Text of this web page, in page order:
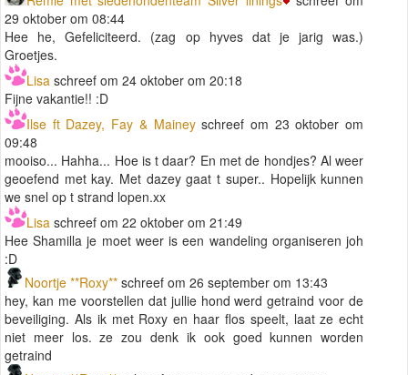
29 oktober om 08:44
Hee he, Gefeliciteerd. (zag op hyves dat je jarig was.)
Groetjes.
Lisa schreef om 24 oktober om 20:18
Fijne vakantie!! :D
Ilse ft Dazey, Fay & Maineyschreef om 23 oktober om
09:48
mooiso... Hahha... Hoe is t daar? En met de hondjes? Al weer
geoefend met kay. Met dazey gaat t super.. Hopelijk kunnen
we snel op t strand lopen.xx
Lisa schreef om 22 oktober om 21:49
Hee Shamilla je moet weer is een wandeling organiseren joh
:D
Noortje **Roxy** schreef om 26 september om 13:43
hey, kan me voorstellen dat jullie hond werd getraind voor de
beveiliging. Als ik met Roxy en haar flos speelt, laat ze echt
niet meer los. ze zou denk ik ook goed kunnen worden
getraind